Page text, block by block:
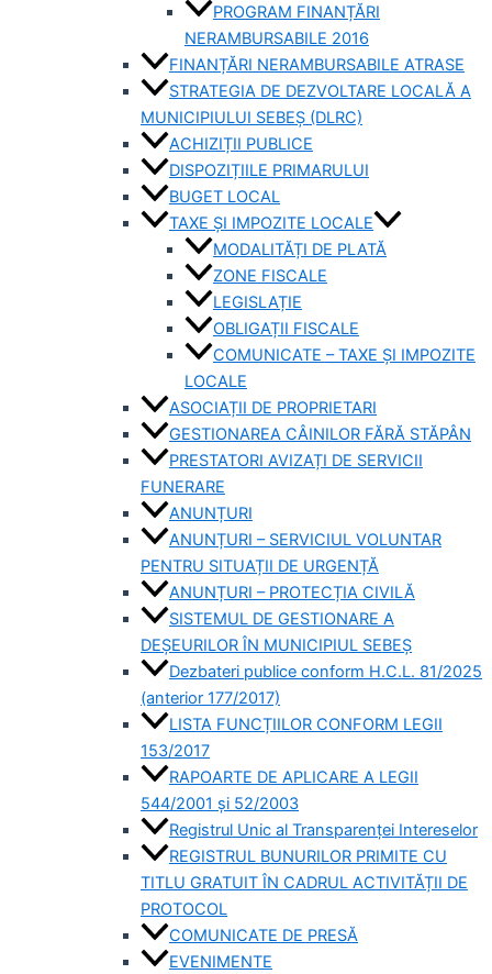
PROGRAM FINANȚĂRI
NERAMBURSABILE 2016
FINANȚĂRI NERAMBURSABILE ATRASE
STRATEGIA DE DEZVOLTARE LOCALĂ A
MUNICIPIULUI SEBEȘ (DLRC)
ACHIZIȚII PUBLICE
DISPOZIȚIILE PRIMARULUI
BUGET LOCAL
TAXE ȘI IMPOZITE LOCALE
MODALITĂȚI DE PLATĂ
ZONE FISCALE
LEGISLAȚIE
OBLIGAȚII FISCALE
COMUNICATE – TAXE ȘI IMPOZITE
LOCALE
ASOCIAȚII DE PROPRIETARI
GESTIONAREA CÂINILOR FĂRĂ STĂPÂN
PRESTATORI AVIZAȚI DE SERVICII
FUNERARE
ANUNȚURI
ANUNȚURI – SERVICIUL VOLUNTAR
PENTRU SITUAȚII DE URGENȚĂ
ANUNȚURI – PROTECȚIA CIVILĂ
SISTEMUL DE GESTIONARE A
DEȘEURILOR ÎN MUNICIPIUL SEBEȘ
Dezbateri publice conform H.C.L. 81/2025
(anterior 177/2017)
LISTA FUNCȚIILOR CONFORM LEGII
153/2017
RAPOARTE DE APLICARE A LEGII
544/2001 și 52/2003
Registrul Unic al Transparenței Intereselor
REGISTRUL BUNURILOR PRIMITE CU
TITLU GRATUIT ÎN CADRUL ACTIVITĂȚII DE
PROTOCOL
COMUNICATE DE PRESĂ
EVENIMENTE